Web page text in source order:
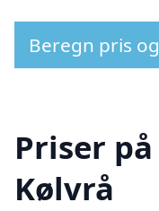
Beregn pris
Priser
Kølvrå